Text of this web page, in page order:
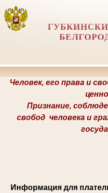
Человек, его права и
Признание,
свобод человека и
Информация для